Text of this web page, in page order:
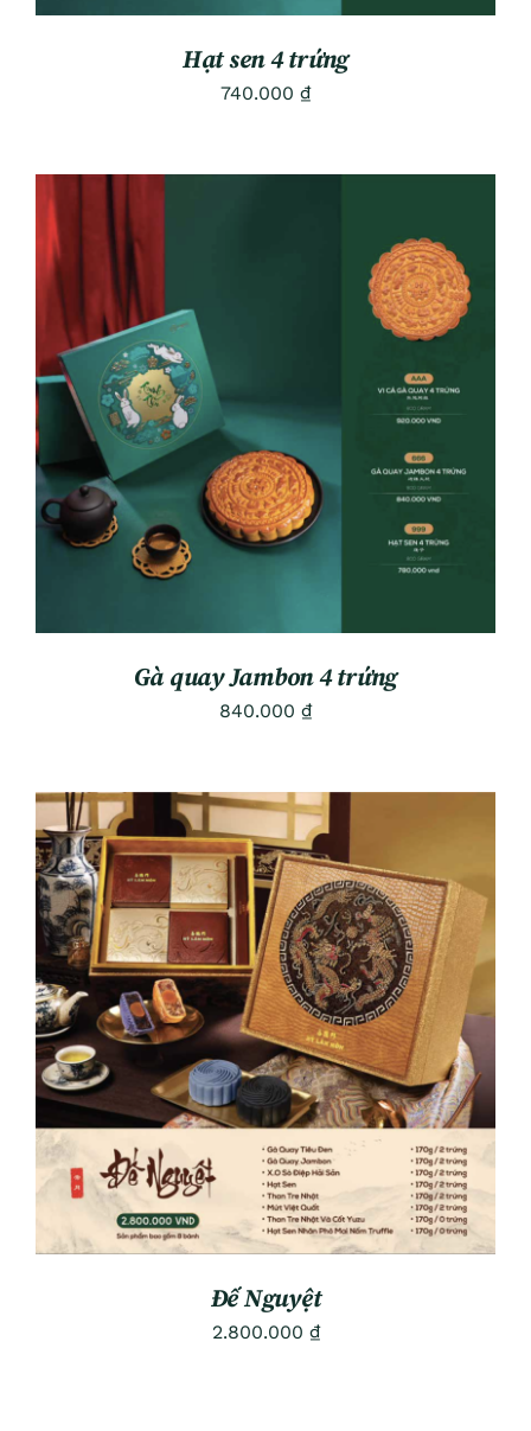
Hạt sen 4 trứng
740.000 ₫
ADD TO CART
DETAILS
Gà quay Jambon 4 trứng
840.000 ₫
ADD TO CART
/
DETAILS
Đế Nguyệt
2.800.000 ₫